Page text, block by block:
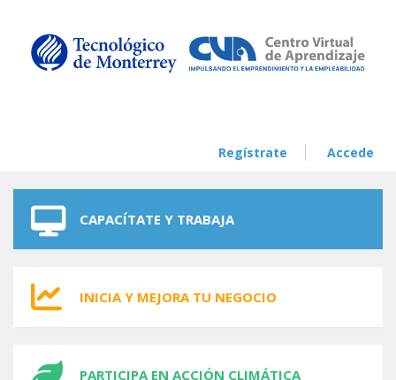
Regístrate Accede
CAPACÍTATE Y TRABAJA
INICIA Y MEJORA TU NEGOCIO
PARTICIPA EN ACCIÓN CLIMÁTICA